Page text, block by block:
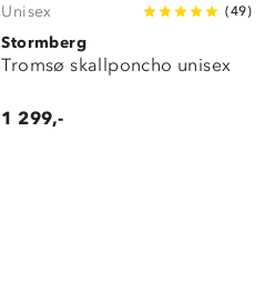
Unisex (49)
Stormberg
Tromsø skallponcho unisex
1 299,-